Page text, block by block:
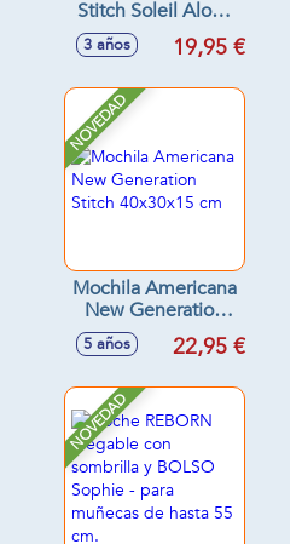
Stitch Soleil Aloha
37x52x17cm
3 años 19,95 €
NOVEDAD
Mochila Americana
New Generation
Stitch 40x30x15 cm
5 años 22,95 €
NOVEDAD